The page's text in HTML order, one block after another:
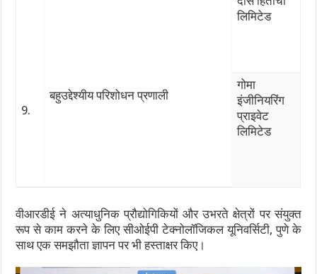
9.
बहुउद्देश्यीय परिशोधन प्रणाली
लिमिटेड
गोमा
इंजीनियरिंग
प्राइवेट
लिमिटेड
वीआरडीई ने अत्याधुनिक प्रौद्योगिकियों और उभरते क्षेत्रों पर संयुक्त
रूप से काम करने के लिए सीओईपी टेक्नोलॉजिकल यूनिवर्सिटी, पुणे के
साथ एक समझौता ज्ञापन पर भी हस्ताक्षर किए।